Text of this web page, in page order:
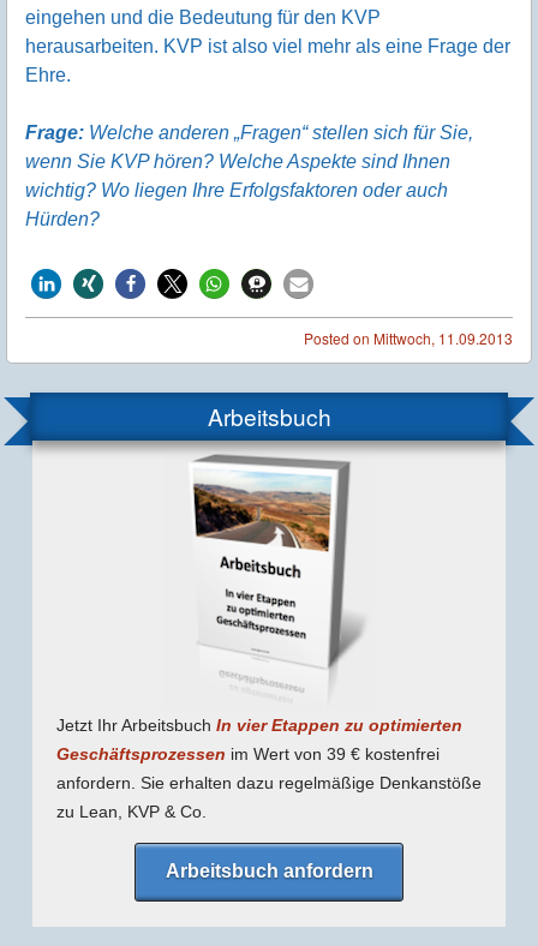
eingehen und die Bedeutung für den KVP
herausarbeiten. KVP ist also viel mehr als eine Frage der
Ehre.
Frage: Welche anderen „Fragen“ stellen sich für Sie,
wenn Sie KVP hören? Welche Aspekte sind Ihnen
wichtig? Wo liegen Ihre Erfolgsfaktoren oder auch
Hürden?
Posted on Mittwoch, 11.09.2013
Arbeitsbuch
Jetzt Ihr Arbeitsbuch In vier Etappen zu optimierten
Geschäfts­prozessen im Wert von 39 € kostenfrei
anfordern. Sie erhalten dazu regel­mäßige Denk­anstöße
zu Lean, KVP & Co.
Arbeitsbuch anfordern